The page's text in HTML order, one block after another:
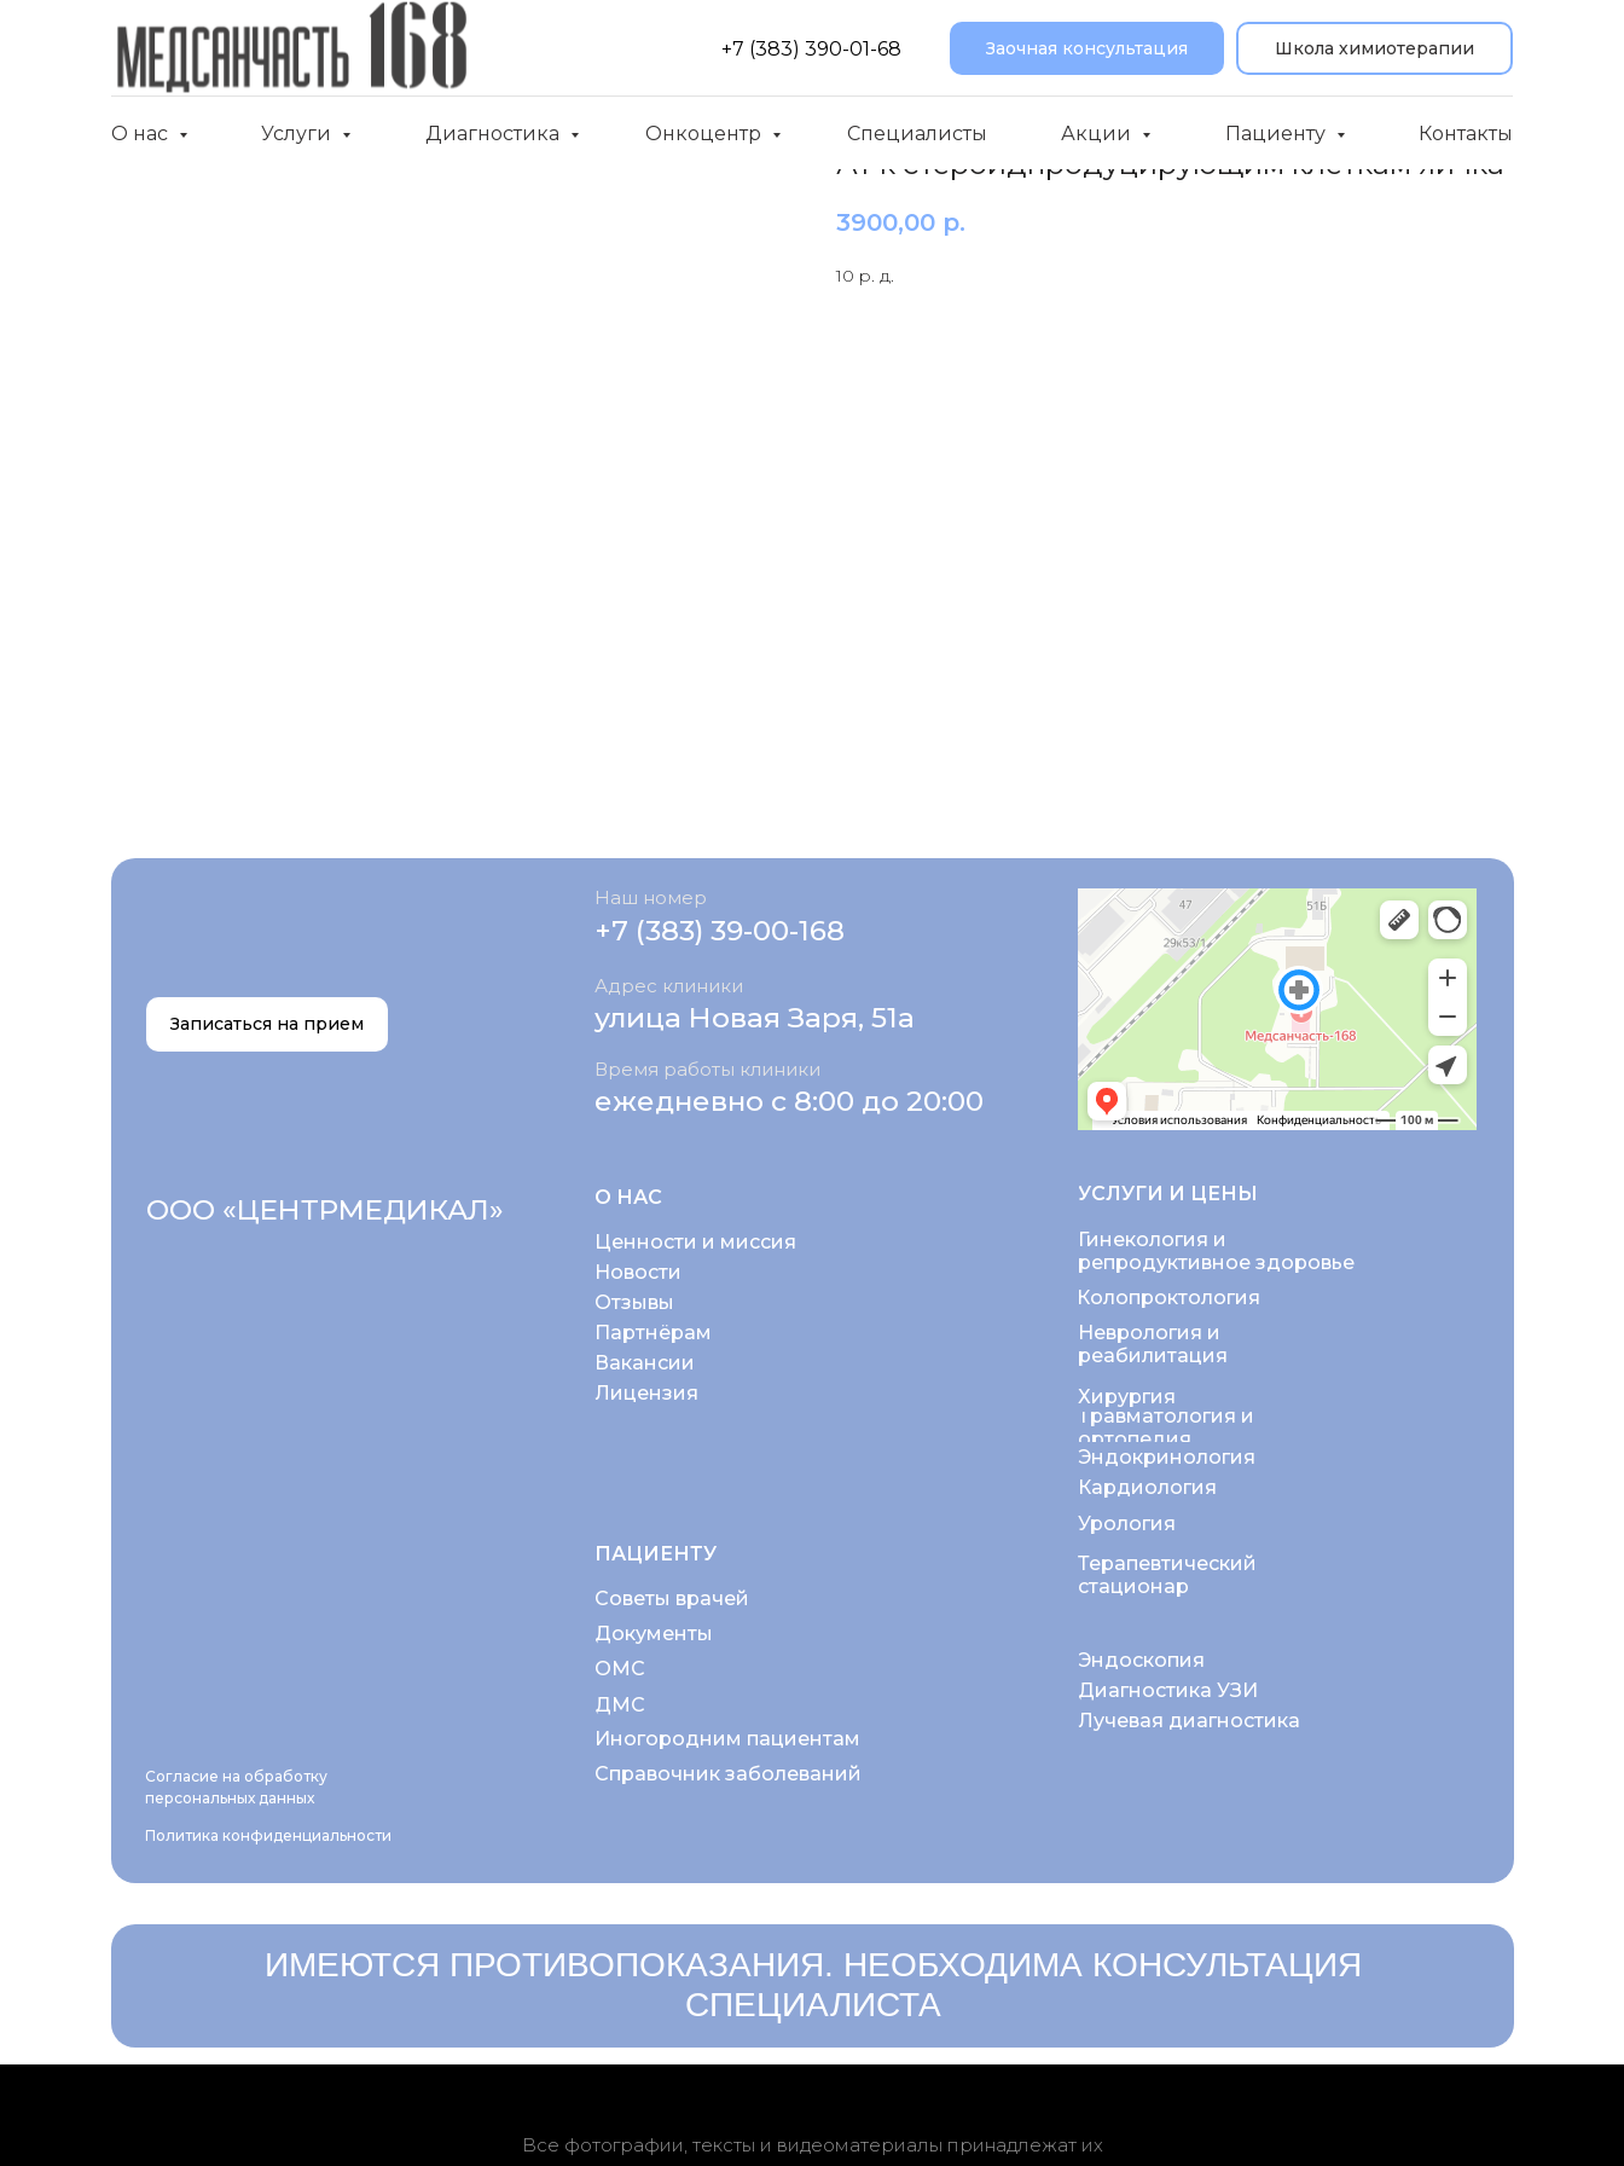
+7 (383) 390-01-68 Заочная консультация Школа химиотерапии
О нас Услуги Диагностика Онкоцентр Специалисты Акции Пациенту Контакты
Ат к стероидпродуцирующим клеткам яичка
3900,00 р.
10 р. д.
О НАС
Политика конфиденциальности
Согласие на обработку
персональных данных
Ценности и миссия
Новости
+7 (383) 39-00-168
Отзывы
Партнёрам
Вакансии
Лицензия
Неврология и
реабилитация
Колопроктология
Хирургия
Гинекология и
репродуктивное здоровье
Диагностика УЗИ
Эндоскопия
Травматология и
ортопедия
Эндокринология
Терапевтический
стационар
Кардиология
Урология
Лучевая диагностика
УСЛУГИ И ЦЕНЫ
ПАЦИЕНТУ
Советы врачей
ОМС
Документы
ДМС
Иногородним пациентам
Справочник заболеваний
Наш номер
ежедневно с 8:00 до 20:00
Время работы клиники
Адрес клиники
улица Новая Заря, 51а
ООО «ЦЕНТРМЕДИКАЛ»
Записаться на прием
ИМЕЮТСЯ ПРОТИВОПОКАЗАНИЯ. НЕОБХОДИМА КОНСУЛЬТАЦИЯ
СПЕЦИАЛИСТА
Все фотографии, тексты и видеоматериалы принадлежат их